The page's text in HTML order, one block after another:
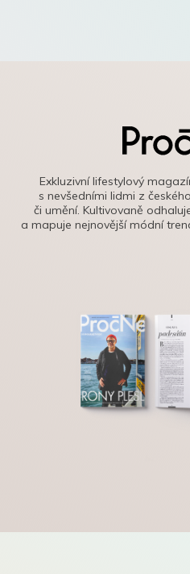
Exkluzivní lifestylový
s nevšedními lidmi z
či umění. Kultivovaně
a mapuje nejnovější módní